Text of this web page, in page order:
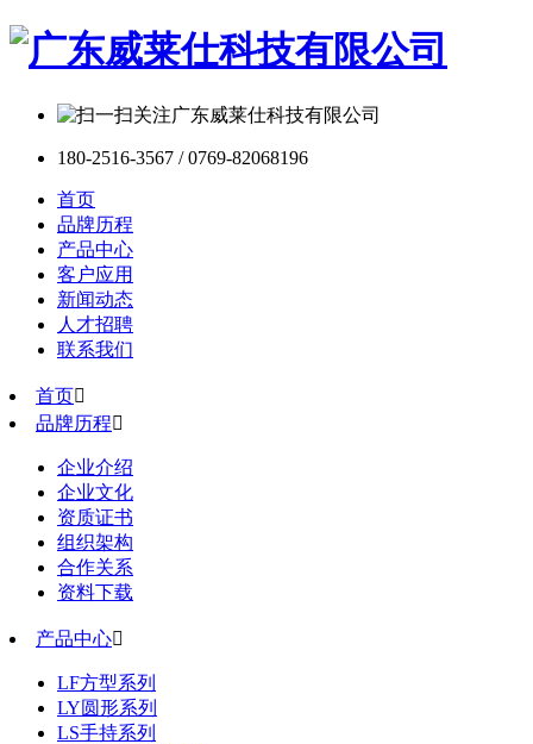
180-2516-3567 / 0769-82068196
首页
品牌历程
产品中心
客户应用
新闻动态
人才招聘
联系我们
首页
品牌历程
企业介绍
企业文化
资质证书
组织架构
合作关系
资料下载
产品中心
LF方型系列
LY圆形系列
LS手持系列